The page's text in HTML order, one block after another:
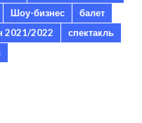
Шоу-бизнес
балет
2021/2022
спектакль